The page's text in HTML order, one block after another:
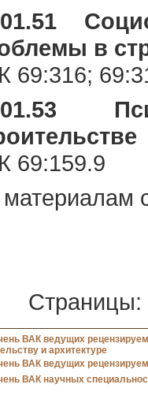
в
69:316;
69:159.9
Страницы:
ВАК ведущих
и архитектуре
ВАК ведущих
ВАК научных